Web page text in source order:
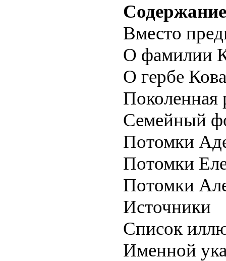
Содержание
Вместо
О фамилии
О гербе
Поколенная
Семейный
Потомки
Потомки
Потомки
Источники
Список
Именной